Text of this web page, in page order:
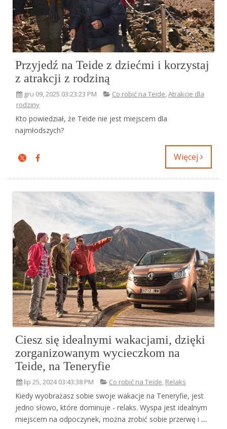
Przyjedź na Teide z dziećmi i korzystaj
z atrakcji z rodziną
gru 09, 2025 03:23:23 PM Co robić na Teide,Atrakcje dla
rodziny
Kto powiedział, że Teide nie jest miejscem dla
najmłodszych?
Więcej
Ciesz się idealnymi wakacjami, dzięki
zorganizowanym wycieczkom na
Teide, na Teneryfie
lip 25, 2024 03:43:38 PM Co robić na Teide, Relaks
Kiedy wyobrażasz sobie swoje wakacje na Teneryfie, jest
jedno słowo, które dominuje - relaks. Wyspa jest idealnym
miejscem na odpoczynek, można zrobić sobie przerwę i ...